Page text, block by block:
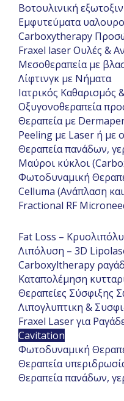
Βοτουλινική
Εμφυτεύματα
Carboxytherapy
Fraxel laser Ουλές &
Μεσοθεραπεία με
Λίφτινγκ με Νήματα
Ιατρικός Καθαρισμός
Οξυγονοθεραπεία
Θεραπεία με
Peeling με Laser ή με
Θεραπεία πανάδων,
Μαύροι κύκλοι
Φωτοδυναμική
Celluma (Ανάπλαση
Fractional RF
Fat Loss –
Λιπόλυση – 3D
Carboxyltherapy
Καταπολέμηση
Θεραπείες Σύσφιξης
Λιπογλυπτικη &
Fraxel Laser για
Cavitation
Φωτοδυναμική
Θεραπεία
Θεραπεία πανάδων,